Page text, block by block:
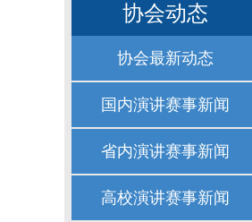
协会动态
协会最新动态
国内演讲赛事新闻
省内演讲赛事新闻
高校演讲赛事新闻